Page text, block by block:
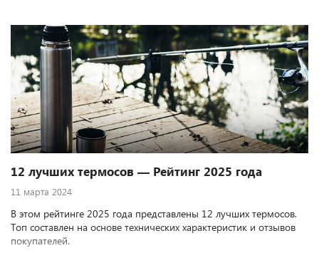
12 лучших термосов — Рейтинг 2025 года
11 марта 2024
В этом рейтинге 2025 года представлены 12 лучших термосов.
Топ составлен на основе технических характеристик и отзывов
покупателей.